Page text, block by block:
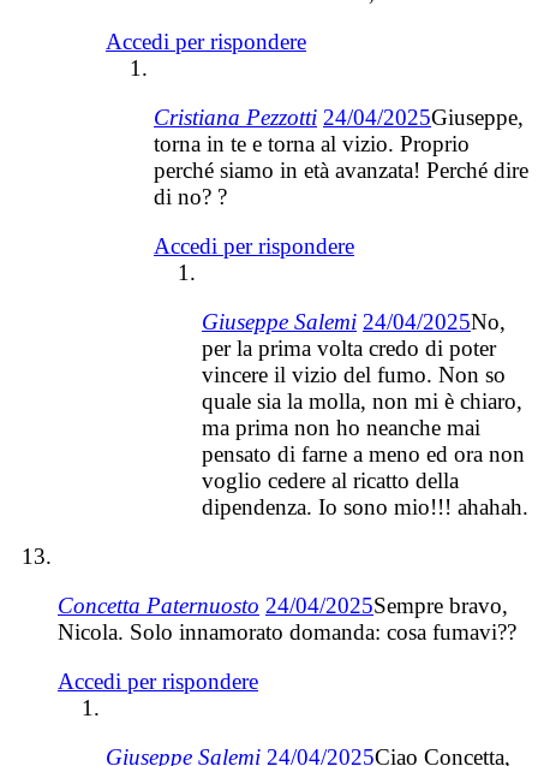
Accedi per rispondere
Cristiana Pezzotti 24/04/2025Giuseppe,
torna in te e torna al vizio. Proprio
perché siamo in età avanzata! Perché dire
di no? ?
Accedi per rispondere
Giuseppe Salemi 24/04/2025No,
per la prima volta credo di poter
vincere il vizio del fumo. Non so
quale sia la molla, non mi è chiaro,
ma prima non ho neanche mai
pensato di farne a meno ed ora non
voglio cedere al ricatto della
dipendenza. Io sono mio!!! ahahah.
Concetta Paternuosto 24/04/2025Sempre bravo,
Nicola. Solo innamorato domanda: cosa fumavi??
Accedi per rispondere
Giuseppe Salemi 24/04/2025Ciao Concetta,